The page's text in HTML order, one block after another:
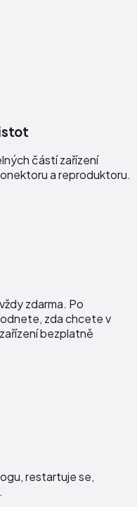
částí zařízení
a reproduktoru.
zdarma. Po
zda chcete v
bezplatně
restartuje se,